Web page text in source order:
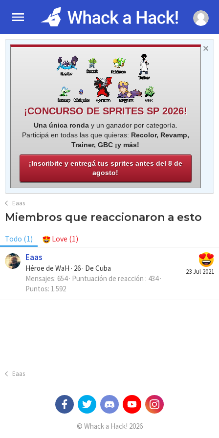
¡CONCURSO DE SPRITES SP 2026!
Una única ronday un ganador por categoría.
Participá en todas las que quieras: Recolor, Revamp,
Trainer, GBC ¡y más!
¡Inscribite y entregá tus sprites antes del 8 de
agosto!
Eaas
Miembros que reaccionaron a esto
Todo (1) Love (1)
23 Jul 2021
Eaas
Héroe de WaH · 26 · De Cuba
Mensajes 654 Puntuación de reacción 434
Puntos 1.592
Eaas
© Whack a Hack! 2026